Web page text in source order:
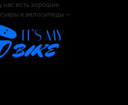
нас есть хорошие
и велосипеды —